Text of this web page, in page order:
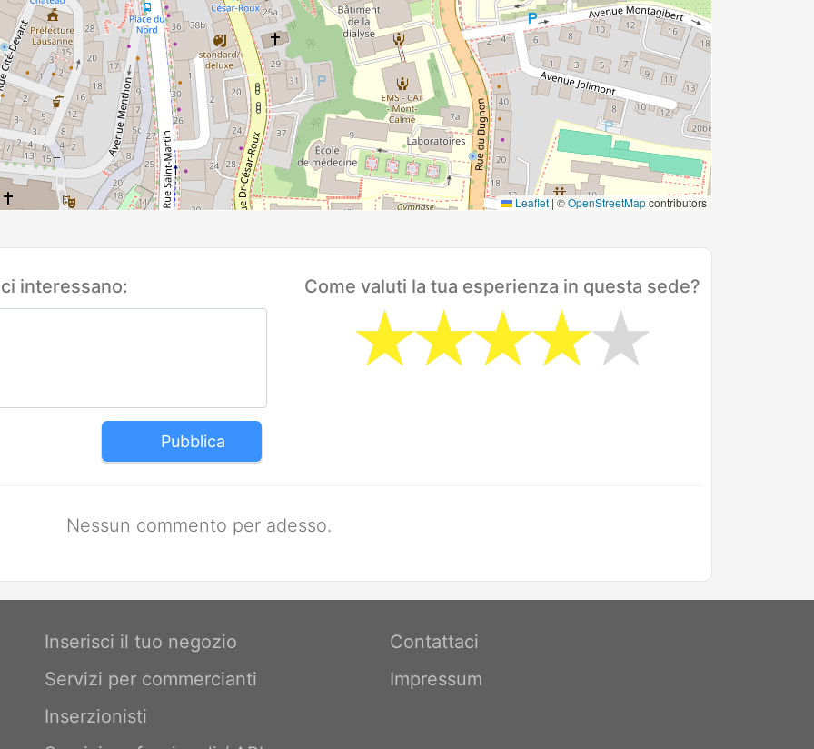
Leaflet |©OpenStreetMapcontributors
Come valuti la tua esperienza in questa sede?
interessano:
Pubblica
Nessun commento per adesso.
Inserisci il tuo negozio
Servizi per commercianti
Inserzionisti
Contattaci
Impressum